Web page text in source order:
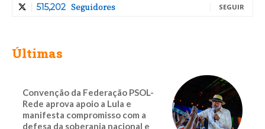
515,202 Seguidores SEGUIR
Últimas
Convenção da Federação PSOL-
Rede aprova apoio a Lula e
manifesta compromisso com a
defesa da soberania nacional e